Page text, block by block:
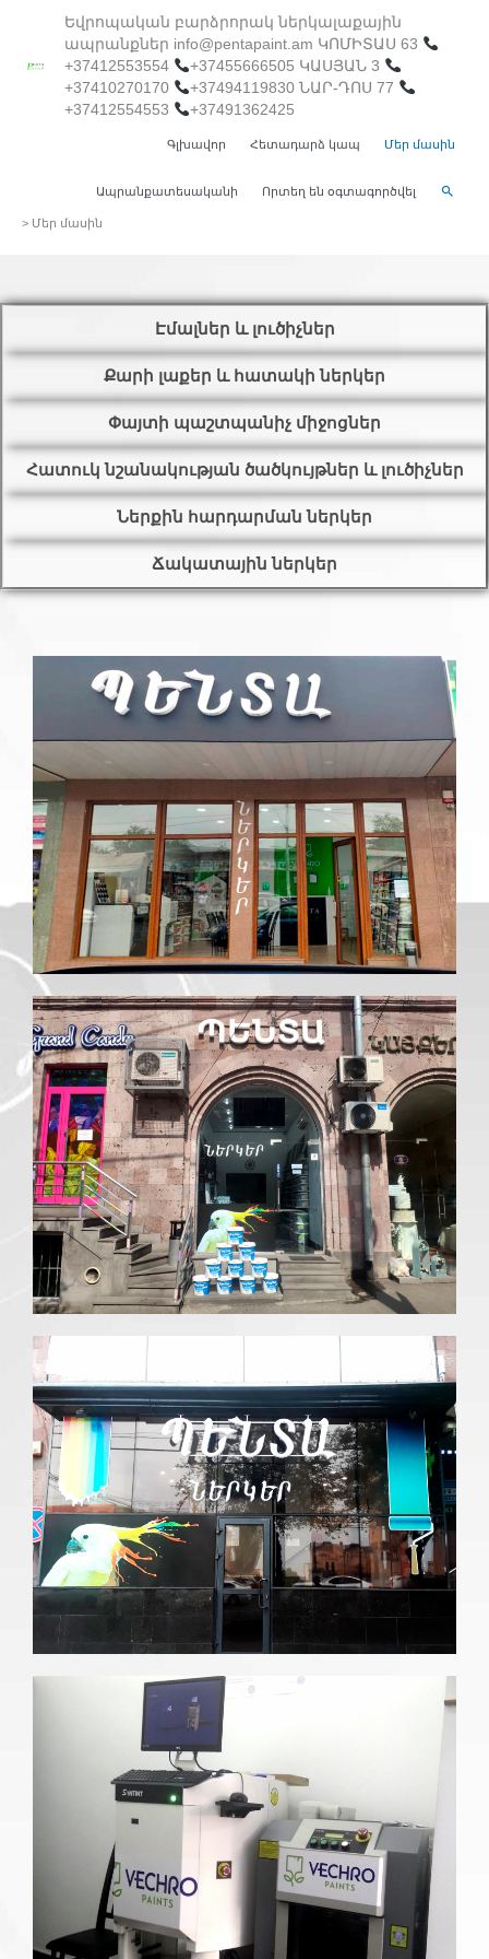
Եվրոպական բարձրորակ ներկալաքային
ապրանքներ info@pentapaint.am ԿՈՄԻՏԱՍ 63
+37412553554
+37455666505 ԿԱՍՅԱՆ 3
+37410270170
+37494119830 ՆԱՐ-ԴՈՍ 77
+37412554553
+37491362425
Գլխավոր Հետադարձ կապ Մեր մասին
Ապրանքատեսականի Որտեղ են օգտագործվել Search
> Մեր մասին
Էմալներ և լուծիչներ
Քարի լաքեր և հատակի ներկեր
Փայտի պաշտպանիչ միջոցներ
Հատուկ նշանակության ծածկույթներ և լուծիչներ
Ներքին հարդարման ներկեր
Ճակատային ներկեր